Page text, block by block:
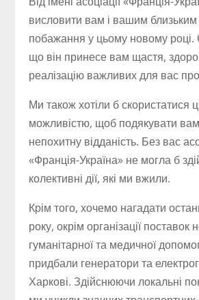
висловити вам і вашим близьким
побажання у цьому новому році.
що він принесе вам щастя,
реалізацію важливих для вас
Ми також хотіли б скористатися
можливістю, щоб подякувати
непохитну відданість. Без вас
«Франція-Україна» не могла б
колективні дії, які ми вжили.
Крім того, хочемо нагадати
року, окрім організації поставок
гуманітарної та медичної
придбали генератори та
Харкові. Здійснюючи локальні